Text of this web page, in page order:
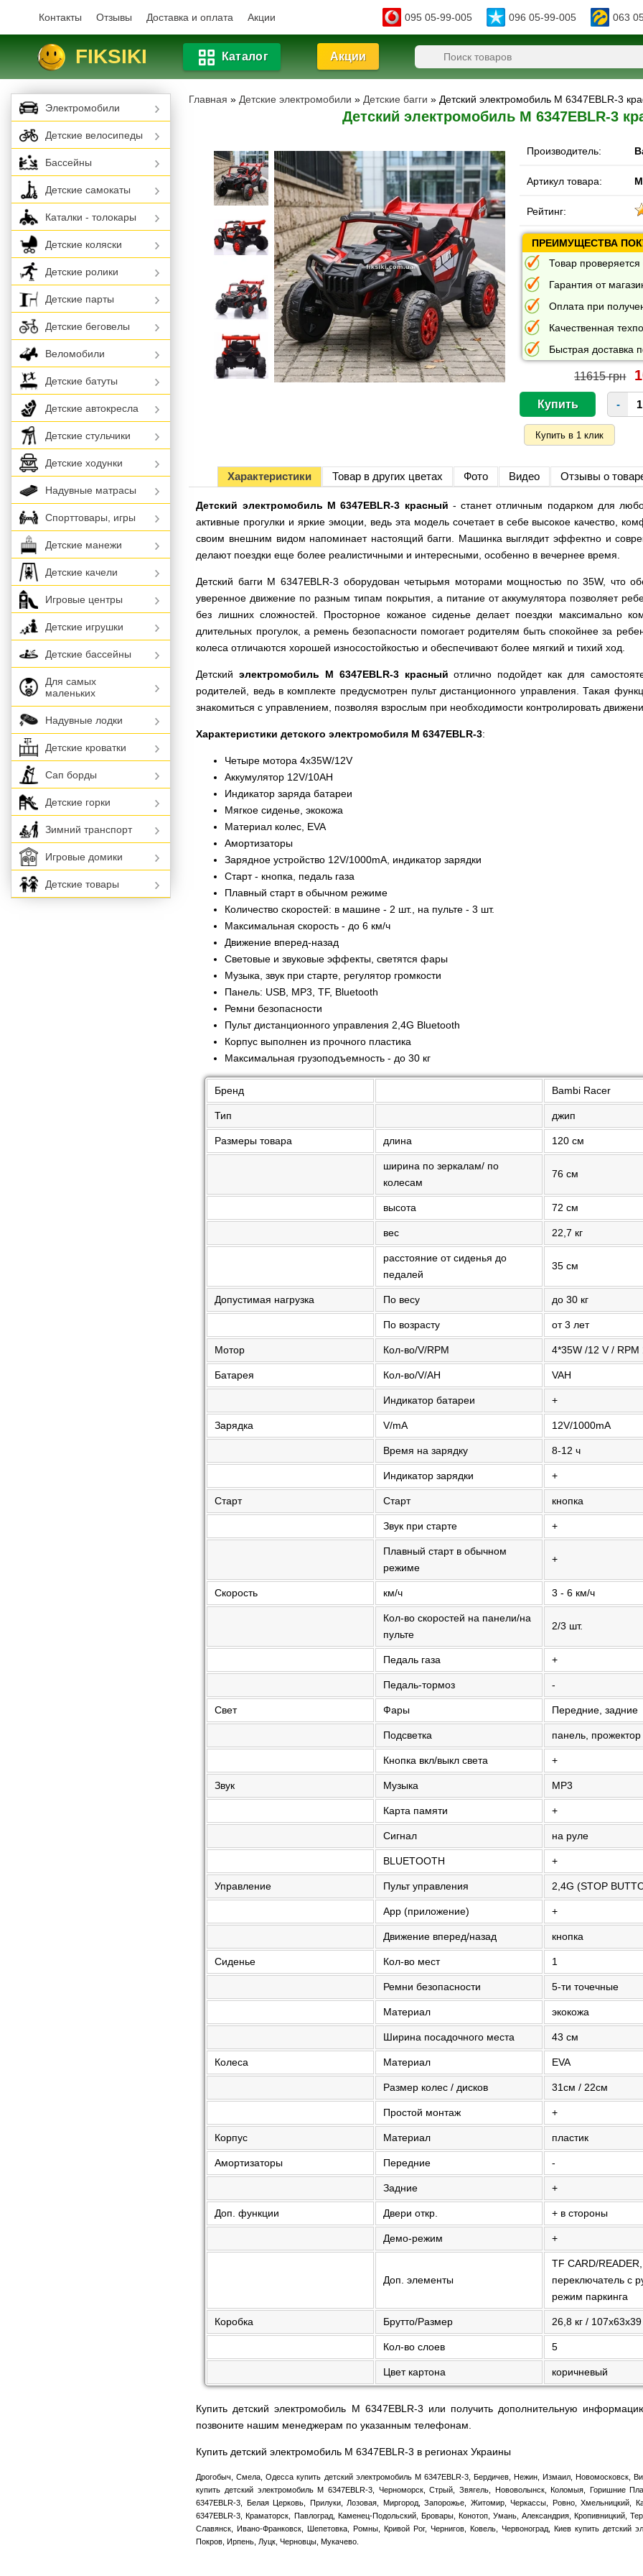
Контакты Отзывы Доставка и оплата Акции 095 05-99-005 096 05-99-005 063
FIKSIKI Каталог Акции
Главная » Детские электромобили » Детские багги » Детский электромобиль M 6347EBLR-3
Детский электромобиль M 6347EBLR-3
Производитель:
Артикул товара:
Рейтинг:
ПРЕИМУЩЕСТВА
Товар
Гарантия от
Оплата при
Качественная
Быстрая доставка
11615 грн
-
Характеристики Товар в других цветах Фото Видео Отзывы о
Детский электромобиль M 6347EBLR-3 красный - станет отличным подарком для
активные прогулки и яркие эмоции, ведь эта модель сочетает в себе высокое качество,
своим внешним видом напоминает настоящий багги. Машинка выглядит эффектно и
делают поездки еще более реалистичными и интересными, особенно в вечернее время.
Детский багги M 6347EBLR-3 оборудован четырьмя моторами мощностью по 35W, что
уверенное движение по разным типам покрытия, а питание от аккумулятора позволяет
без лишних сложностей. Просторное кожаное сиденье делает поездки максимально
длительных прогулок, а ремень безопасности помогает родителям быть спокойнее за
колеса отличаются хорошей износостойкостью и обеспечивают более мягкий и тихий ход.
Детскийэлектромобиль M 6347EBLR-3 красный отлично подойдет как для
родителей, ведь в комплекте предусмотрен пульт дистанционного управления. Такая
знакомиться с управлением, позволяя взрослым при необходимости контролировать
Характеристики детского электромобиля M 6347EBLR-3:
Четыре мотора 4х35W/12V
Аккумулятор 12V/10AH
Индикатор заряда батареи
Мягкое сиденье, экокожа
Материал колес, EVA
Амортизаторы
Зарядное устройство 12V/1000mA, индикатор зарядки
Старт - кнопка, педаль газа
Плавный старт в обычном режиме
Количество скоростей: в машине - 2 шт., на пульте - 3 шт.
Максимальная скорость - до 6 км/ч
Движение вперед-назад
Световые и звуковые эффекты, светятся фары
Музыка, звук при старте, регулятор громкости
Панель: USB, MP3, TF, Bluetooth
Ремни безопасности
Пульт дистанционного управления 2,4G Bluetooth
Корпус выполнен из прочного пластика
Максимальная грузоподъемность - до 30 кг
Бренд Bambi Racer
Тип джип
Размеры товара длина 120 см
ширина по зеркалам/ по
колесам
76 см
высота 72 см
вес 22,7 кг
расстояние от сиденья до
педалей
35 см
Допустимая нагрузка По весу до 30 кг
По возрасту от 3 лет
Мотор Кол-во/V/RPM 4*35W /12 V / RPM
Батарея Кол-во/V/AH VAH
Индикатор батареи +
Зарядка V/mA 12V/1000mA
Время на зарядку 8-12 ч
Индикатор зарядки +
Старт Старт кнопка
Звук при старте +
Плавный старт в обычном
режиме
+
Скорость км/ч 3 - 6 км/ч
Кол-во скоростей на панели/на
пульте
2/3 шт.
Педаль газа +
Педаль-тормоз -
Свет Фары Передние, задние
Подсветка панель, прожектор
Кнопка вкл/выкл света +
Звук Музыка MP3
Карта памяти +
Сигнал на руле
BLUETOOTH +
Управление Пульт управления 2,4G (STOP
App (приложение) +
Движение вперед/назад кнопка
Сиденье Кол-во мест 1
Ремни безопасности 5-ти точечные
Материал экокожа
Ширина посадочного места 43 см
Колеса Материал EVA
Размер колес / дисков 31см / 22см
Простой монтаж +
Корпус Материал пластик
Амортизаторы Передние -
Задние +
Доп. функции Двери откр. + в стороны
Демо-режим +
Доп. элементы
TF CARD/
переключатель с
режим паркинга
Коробка Брутто/Размер 26,8 кг /
Кол-во слоев 5
Цвет картона коричневый
Купить детский электромобиль M 6347EBLR-3 или получить дополнительную
позвоните нашим менеджерам по указанным телефонам.
Купить детский электромобиль M 6347EBLR-3 в регионах Украины
Дрогобыч, Смела, Одесса купить детский электромобиль M 6347EBLR-3, Бердичев, Нежин, Измаил, Новомосковск,
купить детский электромобиль M 6347EBLR-3, Черноморск, Стрый, Звягель, Нововолынск, Коломыя, Горишние
6347EBLR-3, Белая Церковь, Прилуки, Лозовая, Миргород, Запорожье, Житомир, Черкассы, Ровно, Хмельницкий,
6347EBLR-3, Краматорск, Павлоград, Каменец-Подольский, Бровары, Конотоп, Умань, Александрия, Кропивницкий,
Славянск, Ивано-Франковск, Шепетовка, Ромны, Кривой Рог, Чернигов, Ковель, Червоноград, Киев купить детский
Покров, Ирпень, Луцк, Черновцы, Мукачево.
Электромобили
Детские велосипеды
Бассейны
Детские самокаты
Каталки - толокары
Детские коляски
Детские ролики
Детские парты
Детские беговелы
Веломобили
Детские батуты
Детские автокресла
Детские стульчики
Детские ходунки
Надувные матрасы
Спорттовары, игры
Детские манежи
Детские качели
Игровые центры
Детские игрушки
Детские бассейны
Для самых
маленьких
Надувные лодки
Детские кроватки
Сап борды
Детские горки
Зимний транспорт
Игровые домики
Детские товары